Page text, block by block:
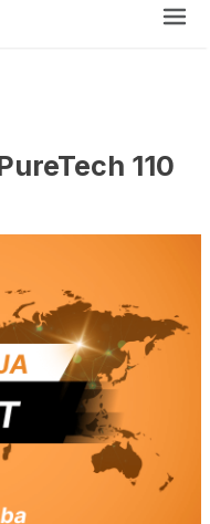
110